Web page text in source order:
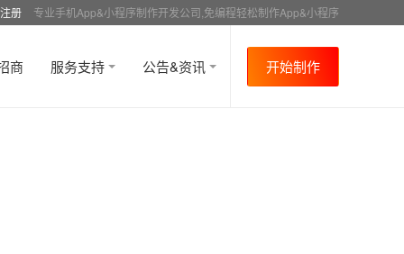
册 专业手机App&小程序制作开发公司,免编程轻松制作App&小程序
商 服务支持 公告&资讯 开始制作